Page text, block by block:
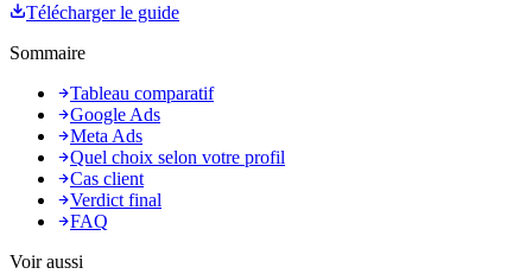
Télécharger le guide
Sommaire
Tableau comparatif
Google Ads
Meta Ads
Quel choix selon votre profil
Cas client
Verdict final
FAQ
Voir aussi